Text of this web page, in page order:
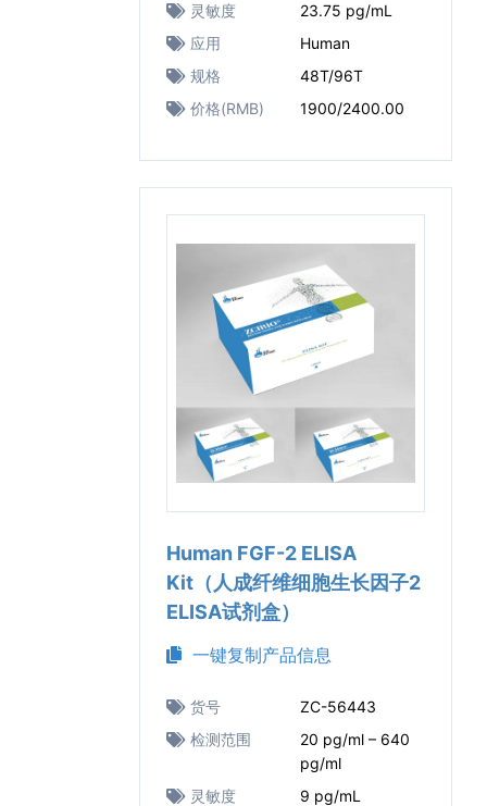
灵敏度
23.75 pg/mL
应用
Human
规格
48T/96T
价格(RMB)
1900/2400.00
Human FGF-2 ELISA
Kit（人成纤维细胞生长因子2
ELISA试剂盒）
一键复制产品信息
货号
ZC-56443
检测范围
20 pg/ml – 640
pg/ml
灵敏度
9 pg/mL